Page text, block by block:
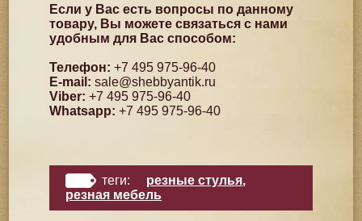
Если у Вас есть вопросы по данному
товару, Вы можете связаться с нами
удобным для Вас способом:
Телефон: +7 495 975-96-40
E-mail: sale@shebbyantik.ru
Viber: +7 495 975-96-40
Whatsapp: +7 495 975-96-40
теги: резные стулья,
резная мебель